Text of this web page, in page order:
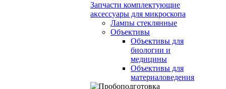
Запчасти комплектующие
аксессуары для микроскопа
Лампы стеклянные
Объективы
Объективы для
биологии и
медицины
Объективы для
материаловедения